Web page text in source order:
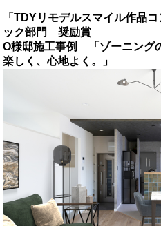
「TDYリモデルスマイル作品
ック部門 奨励賞
О様邸施工事例 「ゾーニング
楽しく、心地よく。」